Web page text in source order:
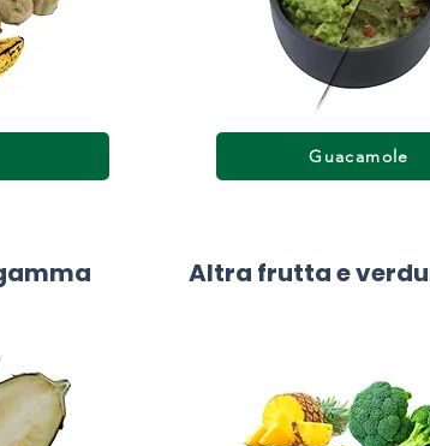
Guacamole
Altra frutta e